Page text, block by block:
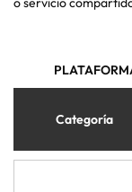
Categoría